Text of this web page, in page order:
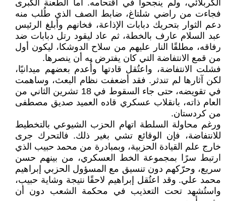
الكربلائي، ولم ينجحوا في اقتحامه. أما الطعنة الكبرى
فجاءت من راضي شلتاغ، ضابط الصف الذي طُلب منه
دعم الثوار بتحريك دبابات الإذاعة، فخانهم وأبلغ الرئيس
عبد السلام عارف بالخطة، ثم عاد ليقود رتل دبابات ضد
رفاقه، مطلقًا النار عليهم من سلاح الدوشكا، ليكون أول
من قمع الانتفاضة التي كان يفترض به أن ينصرها.
فشلت الانتفاضة، واعتُقل قادتها وأُعدم بعضهم ميدانيًا،
لكن آثارها لم تندثر. فقد أضعفت نظام البعث، وساهمت
في تقويضه، حتى جاء السقوط في 18 تشرين الثاني من
العام ذاته، بانقلاب عسكري قاده العميد صديق مصطفى
من كردستان.
ورغم محاولة السلطة اتهام الحزب الشيوعي بالتخطيط
للانتفاضة، فإن الوقائع تشي بغير ذلك. فالتحرك جرى
خارج علم القيادة الحزبية، وبمبادرة من محمد حبيب الذي
ارتبط سرًا بمجموعة الخط العسكري، من بينهم حسن
سريع، وحرّكهم دون تنسيق مع المسؤول الحزبي إبراهيم
محمد علي. وقد اعتُقل إبراهيم لاحقًا نتيجة وشاية حبيب،
واستُشهد تحت التعذيب في محكمة الشعب دون أن